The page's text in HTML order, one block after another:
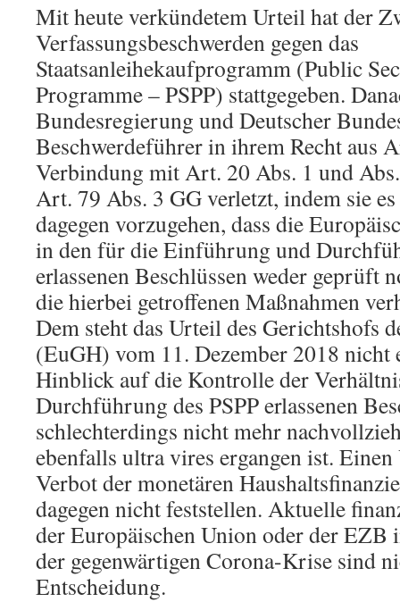
Mit heute verkündetem Urteil hat der
Verfassungsbeschwerden gegen das
Staatsanleihekaufprogramm (Public
Programme – PSPP) stattgegeben.
Bundesregierung und Deutscher
Beschwerdeführer in ihrem Recht aus
Verbindung mit Art. 20 Abs. 1 und
Art. 79 Abs. 3 GG verletzt, indem sie
dagegen vorzugehen, dass die
in den für die Einführung und
erlassenen Beschlüssen weder geprüft
die hierbei getroffenen Maßnahmen
Dem steht das Urteil des Gerichtshofs
(EuGH) vom 11. Dezember 2018 nicht
Hinblick auf die Kontrolle der
Durchführung des PSPP erlassenen
schlechterdings nicht mehr
ebenfalls ultra vires ergangen ist. Einen
Verbot der monetären
dagegen nicht feststellen. Aktuelle
der Europäischen Union oder der EZB
der gegenwärtigen Corona-Krise sind
Entscheidung.